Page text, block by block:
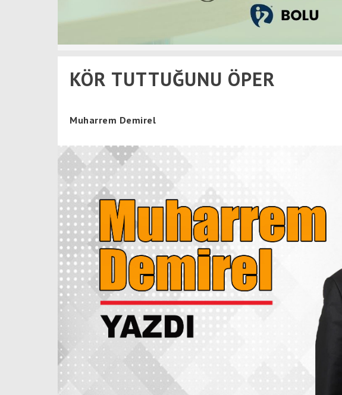
KÖR TUTTUĞUNU ÖPER
Muharrem Demirel